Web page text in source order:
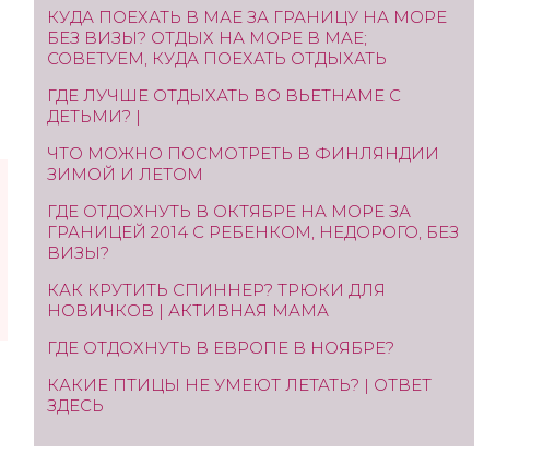
КУДА ПОЕХАТЬ В МАЕ ЗА ГРАНИЦУ НА МОРЕ
БЕЗ ВИЗЫ? ОТДЫХ НА МОРЕ В МАЕ;
СОВЕТУЕМ, КУДА ПОЕХАТЬ ОТДЫХАТЬ
ГДЕ ЛУЧШЕ ОТДЫХАТЬ ВО ВЬЕТНАМЕ С
ДЕТЬМИ? |
ЧТО МОЖНО ПОСМОТРЕТЬ В ФИНЛЯНДИИ
ЗИМОЙ И ЛЕТОМ
ГДЕ ОТДОХНУТЬ В ОКТЯБРЕ НА МОРЕ ЗА
ГРАНИЦЕЙ 2014 С РЕБЕНКОМ, НЕДОРОГО, БЕЗ
ВИЗЫ?
КАК КРУТИТЬ СПИННЕР? ТРЮКИ ДЛЯ
НОВИЧКОВ | АКТИВНАЯ МАМА
ГДЕ ОТДОХНУТЬ В ЕВРОПЕ В НОЯБРЕ?
КАКИЕ ПТИЦЫ НЕ УМЕЮТ ЛЕТАТЬ? | ОТВЕТ
ЗДЕСЬ